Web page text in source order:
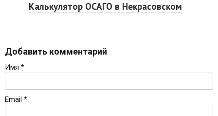
Калькулятор ОСАГО в Некрасовском
Добавить комментарий
Имя *
Email *